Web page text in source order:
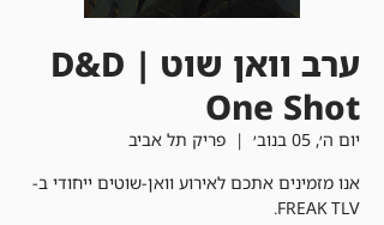
ערב וואן שוט | D&D
One Shot
יום ה׳, 05 בנוב׳
  |
פריק תל אביב
אנו מזמינים אתכם לאירוע וואן-שוטים ייחודי ב-